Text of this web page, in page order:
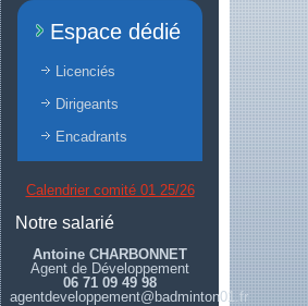
Espace dédié
Licenciés
Dirigeants
Encadrants
Calendrier comité 01 25/26
Notre salarié
Antoine CHARBONNET
Agent de Développement
06 71 09 49 98
agentdeveloppement@badminton01.fr